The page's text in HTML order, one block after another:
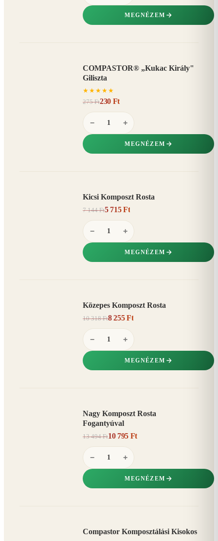
MEGNÉZEM
COMPASTOR® „Kukac Király"
Giliszta
★ ★ ★ ★ ★
275 Ft230 Ft
− +
MEGNÉZEM
Kicsi Komposzt Rosta
7 144 Ft5 715 Ft
− +
MEGNÉZEM
Közepes Komposzt Rosta
10 318 Ft8 255 Ft
− +
MEGNÉZEM
Nagy Komposzt Rosta
Fogantyúval
13 494 Ft10 795 Ft
− +
MEGNÉZEM
Compastor Komposztálási Kisokos